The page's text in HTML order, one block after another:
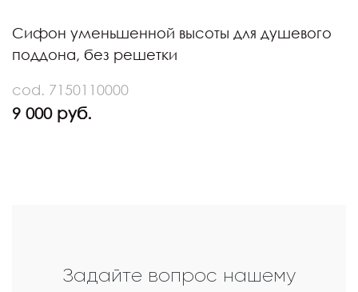
Сифон уменьшенной высоты для душевого
поддона, без решетки
cod. 7150110000
9 000 руб.
Задайте вопрос нашему